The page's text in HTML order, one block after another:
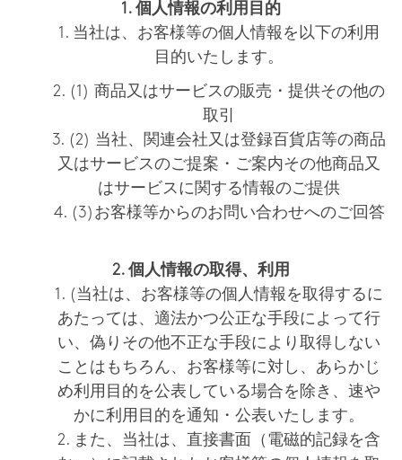
1. 個人情報の利用目的
1. 当社は、お客様等の個人情報を以下の利用
目的いたします。
2. (1) 商品又はサービスの販売・提供その他の
取引
3. (2) 当社、関連会社又は登録百貨店等の商品
又はサービスのご提案・ご案内その他商品又
はサービスに関する情報のご提供
4. (3)お客様等からのお問い合わせへのご回答
2. 個人情報の取得、利用
1. (当社は、お客様等の個人情報を取得するに
あたっては、適法かつ公正な手段によって行
い、偽りその他不正な手段により取得しない
ことはもちろん、お客様等に対し、あらかじ
め利用目的を公表している場合を除き、速や
かに利用目的を通知・公表いたします。
2. また、当社は、直接書面（電磁的記録を含